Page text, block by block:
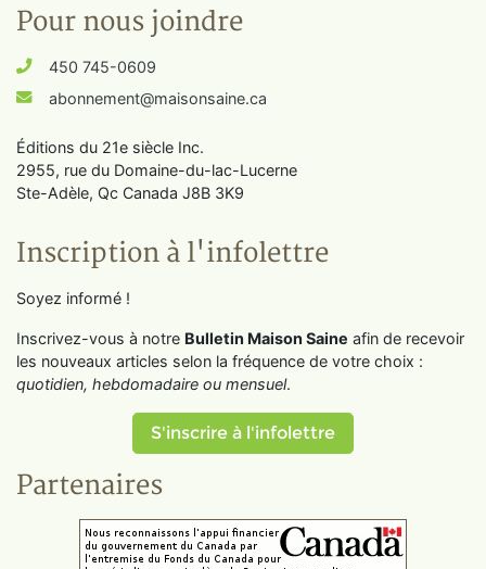
Pour nous joindre
450 745-0609
abonnement@maisonsaine.ca
Éditions du 21e siècle Inc.
2955, rue du Domaine-du-lac-Lucerne
Ste-Adèle, Qc Canada J8B 3K9
Inscription à l'infolettre
Soyez informé !
Inscrivez-vous à notre Bulletin Maison Saine afin de recevoir
les nouveaux articles selon la fréquence de votre choix :
quotidien, hebdomadaire ou mensuel.
S'inscrire à l'infolettre
Partenaires